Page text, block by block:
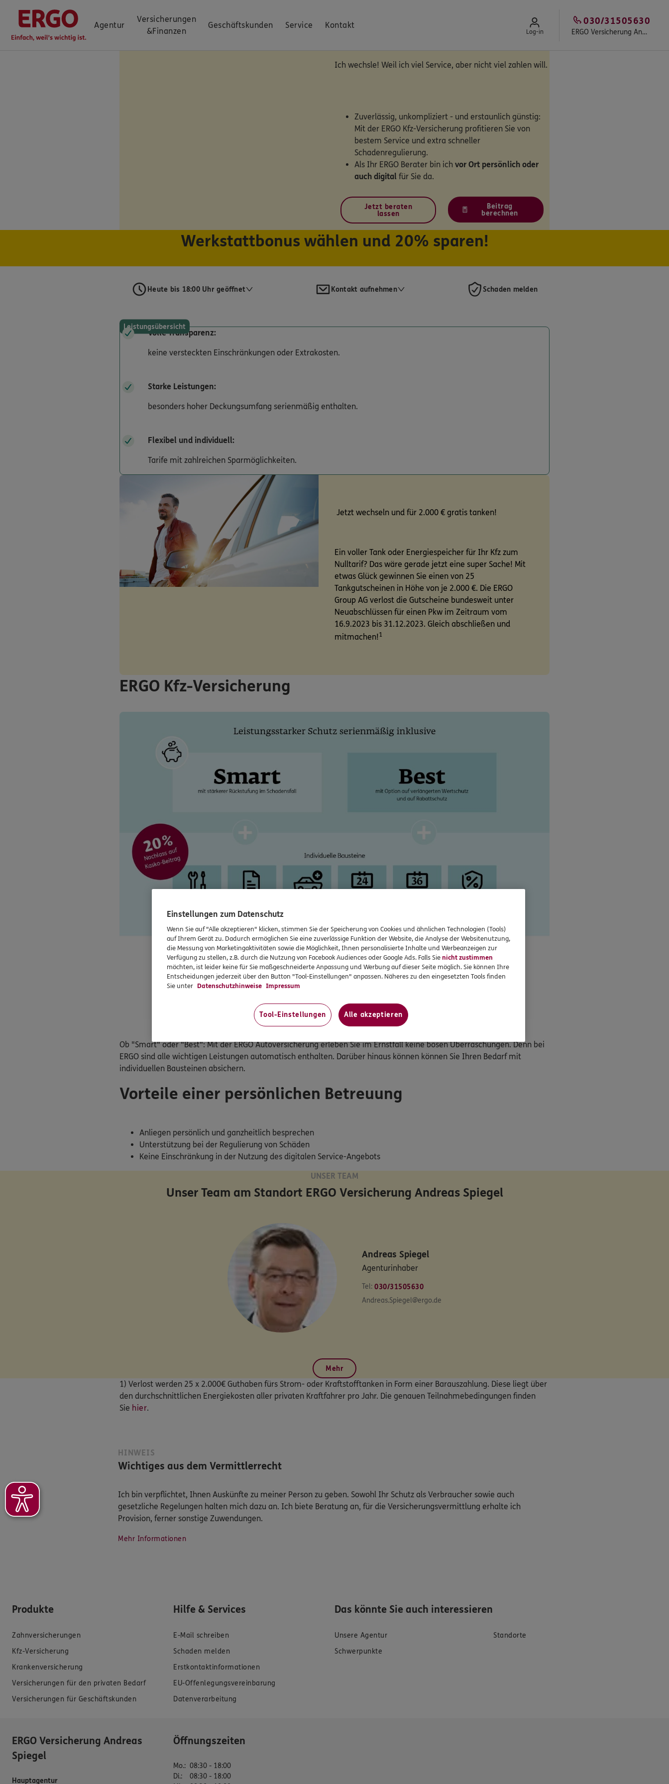
Agentur
Versicherungen
&Finanzen
Geschäftskunden Service Kontakt
Log-in ERGO Versicherung Andreas Spiegel
030/31505630
Ich wechsle! Weil ich viel Service, aber nicht viel zahlen will.
Zuverlässig, unkompliziert - und erstaunlich günstig:
Mit der ERGO Kfz-Versicherung profitieren Sie von
bestem Service und extra schneller
Schadenregulierung.
Als Ihr ERGO Berater bin ich vor Ort persönlich oder
auch digital für Sie da.
Jetzt beraten
lassen
Beitrag
berechnen
Werkstattbonus wählen und 20% sparen!
Heute bis 18:00 Uhr geöffnet Kontakt aufnehmen Schaden melden
Leistungsübersicht
Volle Transparenz:
keine versteckten Einschränkungen oder Extrakosten.
Starke Leistungen:
besonders hoher Deckungsumfang serienmäßig enthalten.
Flexibel und individuell:
Tarife mit zahlreichen Sparmöglichkeiten.
Jetzt wechseln und für 2.000 € gratis tanken!
Ein voller Tank oder Energiespeicher für Ihr Kfz zum
Nulltarif? Das wäre gerade jetzt eine super Sache! Mit
etwas Glück gewinnen Sie einen von 25
Tankgutscheinen in Höhe von je 2.000 €. Die ERGO
Group AG verlost die Gutscheine bundesweit unter
Neuabschlüssen für einen Pkw im Zeitraum vom
16.9.2023 bis 31.12.2023. Gleich abschließen und
mitmachen!1
ERGO Kfz-Versicherung
Alle Leistungen vergleichen
Ob "Smart" oder "Best": Mit der ERGO Autoversicherung erleben Sie im Ernstfall keine bösen Überraschungen. Denn bei
ERGO sind alle wichtigen Leistungen automatisch enthalten. Darüber hinaus können können Sie Ihren Bedarf mit
individuellen Bausteinen absichern.
Vorteile einer persönlichen Betreuung
Anliegen persönlich und ganzheitlich besprechen
Unterstützung bei der Regulierung von Schäden
Keine Einschränkung in der Nutzung des digitalen Service-Angebots
UNSER TEAM
Unser Team am Standort ERGO Versicherung Andreas Spiegel
Andreas Spiegel
Agenturinhaber
Tel: 030/31505630
Andreas.Spiegel@ergo.de
Mehr
1) Verlost werden 25 x 2.000€ Guthaben fürs Strom- oder Kraftstofftanken in Form einer Barauszahlung. Diese liegt über
den durchschnittlichen Energiekosten aller privaten Kraftfahrer pro Jahr. Die genauen Teilnahmebedingungen finden
Sie hier.
HINWEIS
Wichtiges aus dem Vermittlerrecht
Ich bin verpflichtet, Ihnen Auskünfte zu meiner Person zu geben. Sowohl Ihr Schutz als Verbraucher sowie auch
gesetzliche Regelungen halten mich dazu an. Ich biete Beratung an, für die Versicherungsvermittlung erhalte ich
Provision, ferner sonstige Zuwendungen.
Mehr Informationen
Produkte
Zahnversicherungen
Kfz-Versicherung
Krankenversicherung
Versicherungen für den privaten Bedarf
Versicherungen für Geschäftskunden
Hilfe & Services
E-Mail schreiben
Schaden melden
Erstkontaktinformationen
EU-Offenlegungsvereinbarung
Datenverarbeitung
Das könnte Sie auch interessieren
Unsere Agentur
Standorte
Schwerpunkte
ERGO Versicherung Andreas
Spiegel
Hauptagentur
Öffnungszeiten
Mo.: 08:30 - 18:00
Di.:
08:30 - 18:00
Einstellungen zum Datenschutz
Wenn Sie auf "Alle akzeptieren" klicken, stimmen Sie der Speicherung von Cookies und ähnlichen Technologien (Tools)
auf Ihrem Gerät zu. Dadurch ermöglichen Sie eine zuverlässige Funktion der Website, die Analyse der Websitenutzung,
die Messung von Marketingaktivitäten sowie die Möglichkeit, Ihnen personalisierte Inhalte und Werbeanzeigen zur
Verfügung zu stellen, z.B. durch die Nutzung von Facebook Audiences oder Google Ads. Falls Sienicht zustimmen
möchten, ist leider keine für Sie maßgeschneiderte Anpassung und Werbung auf dieser Seite möglich. Sie können Ihre
Entscheidungen jederzeit über den Button "Tool-Einstellungen" anpassen. Näheres zu den eingesetzten Tools finden
Sie unter Datenschutzhinweise Impressum
Tool-Einstellungen Alle akzeptieren